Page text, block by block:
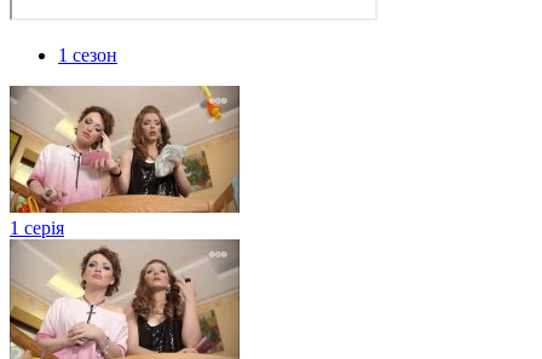
1 сезон
1 серія